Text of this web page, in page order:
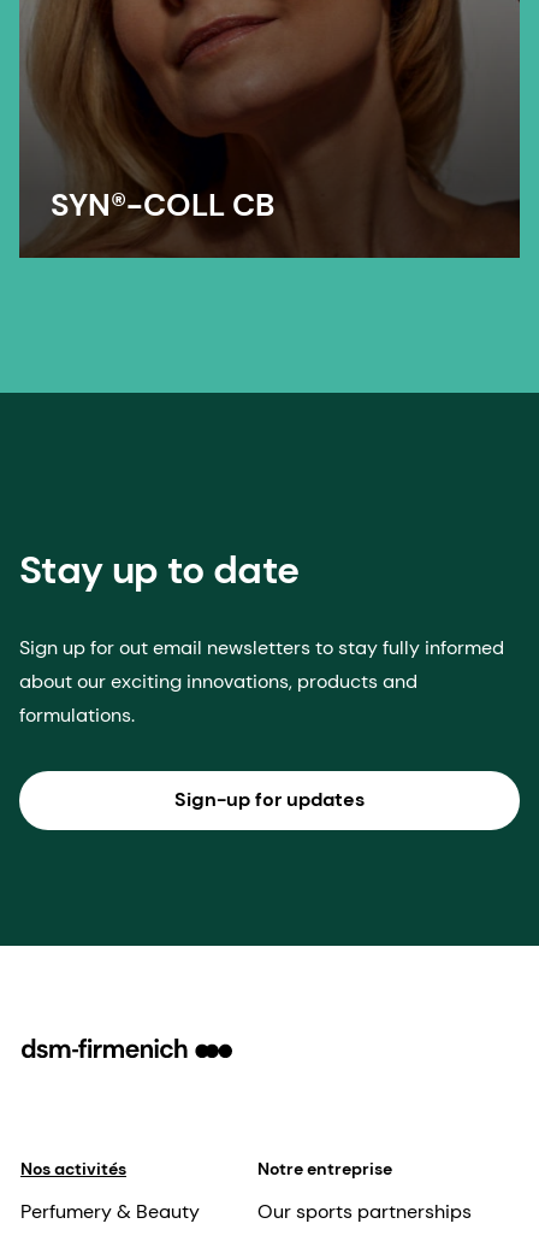
SYN®-COLL CB
Stay up to date
Sign up for out email newsletters to stay fully informed
about our exciting innovations, products and
formulations.
Sign-up for updates
Nos activités
Perfumery & Beauty
Notre entreprise
Our sports partnerships